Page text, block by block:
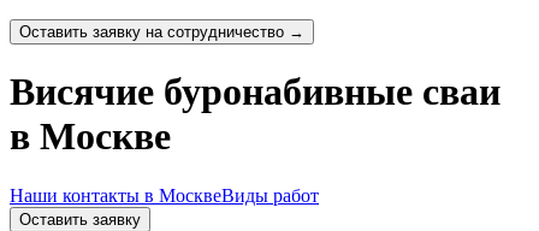
Оставить заявку на сотрудничество →
Висячие буронабивные сваи
в Москве
Наши контакты в МосквеВиды работ
Оставить заявку